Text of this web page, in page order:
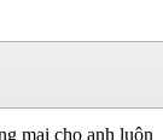
mại cho anh luôn